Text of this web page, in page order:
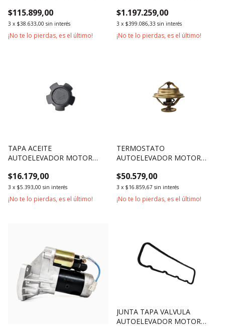
$115.899,00
3 x $38.633,00 sin interés
¡No te lo pierdas, es el último!
$1.197.259,00
3 x $399.086,33 sin interés
¡No te lo pierdas, es el último!
TAPA ACEITE
AUTOELEVADOR MOTOR
C490BPG NB485BPG
NC485BPG
$16.179,00
3 x $5.393,00 sin interés
¡No te lo pierdas, es el último!
TERMOSTATO
AUTOELEVADOR MOTOR
4D27G31
$50.579,00
3 x $16.859,67 sin interés
¡No te lo pierdas, es el último!
JUNTA TAPA VALVULA
AUTOELEVADOR MOTOR